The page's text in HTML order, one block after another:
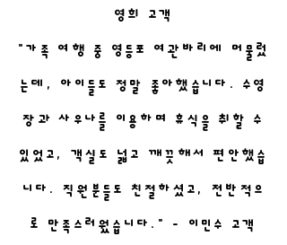
영희 고객
"가족 여행 중 영등포 여관바리에 머물렀
는데, 아이들도 정말 좋아했습니다. 수영
장과 사우나를 이용하며 휴식을 취할 수
있었고, 객실도 넓고 깨끗해서 편안했습
니다. 직원분들도 친절하셨고, 전반적으
로 만족스러웠습니다." - 이민수 고객